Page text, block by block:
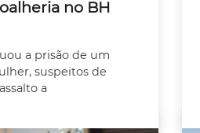
no BH
a prisão de um
suspeitos de
a